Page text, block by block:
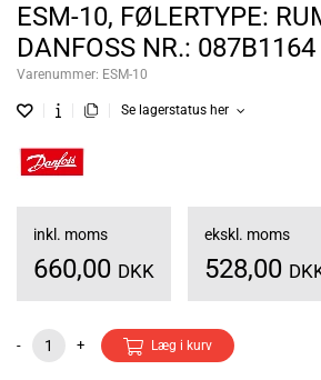
ESM-10, FØLERTYPE:
DANFOSS NR.: 087B1164
Varenummer: ESM-10
Se lagerstatus her
inkl. moms
660,00 DKK
ekskl. moms
528,00
- + Læg i kurv